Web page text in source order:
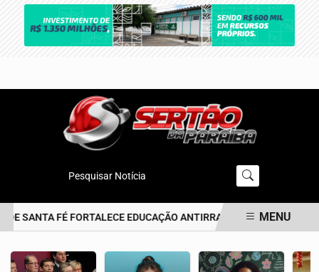
Pesquisar Notícia
SANTA FÉ FORTALECE EDUCAÇÃO ANTIRRACISTA DESDE A
MENU